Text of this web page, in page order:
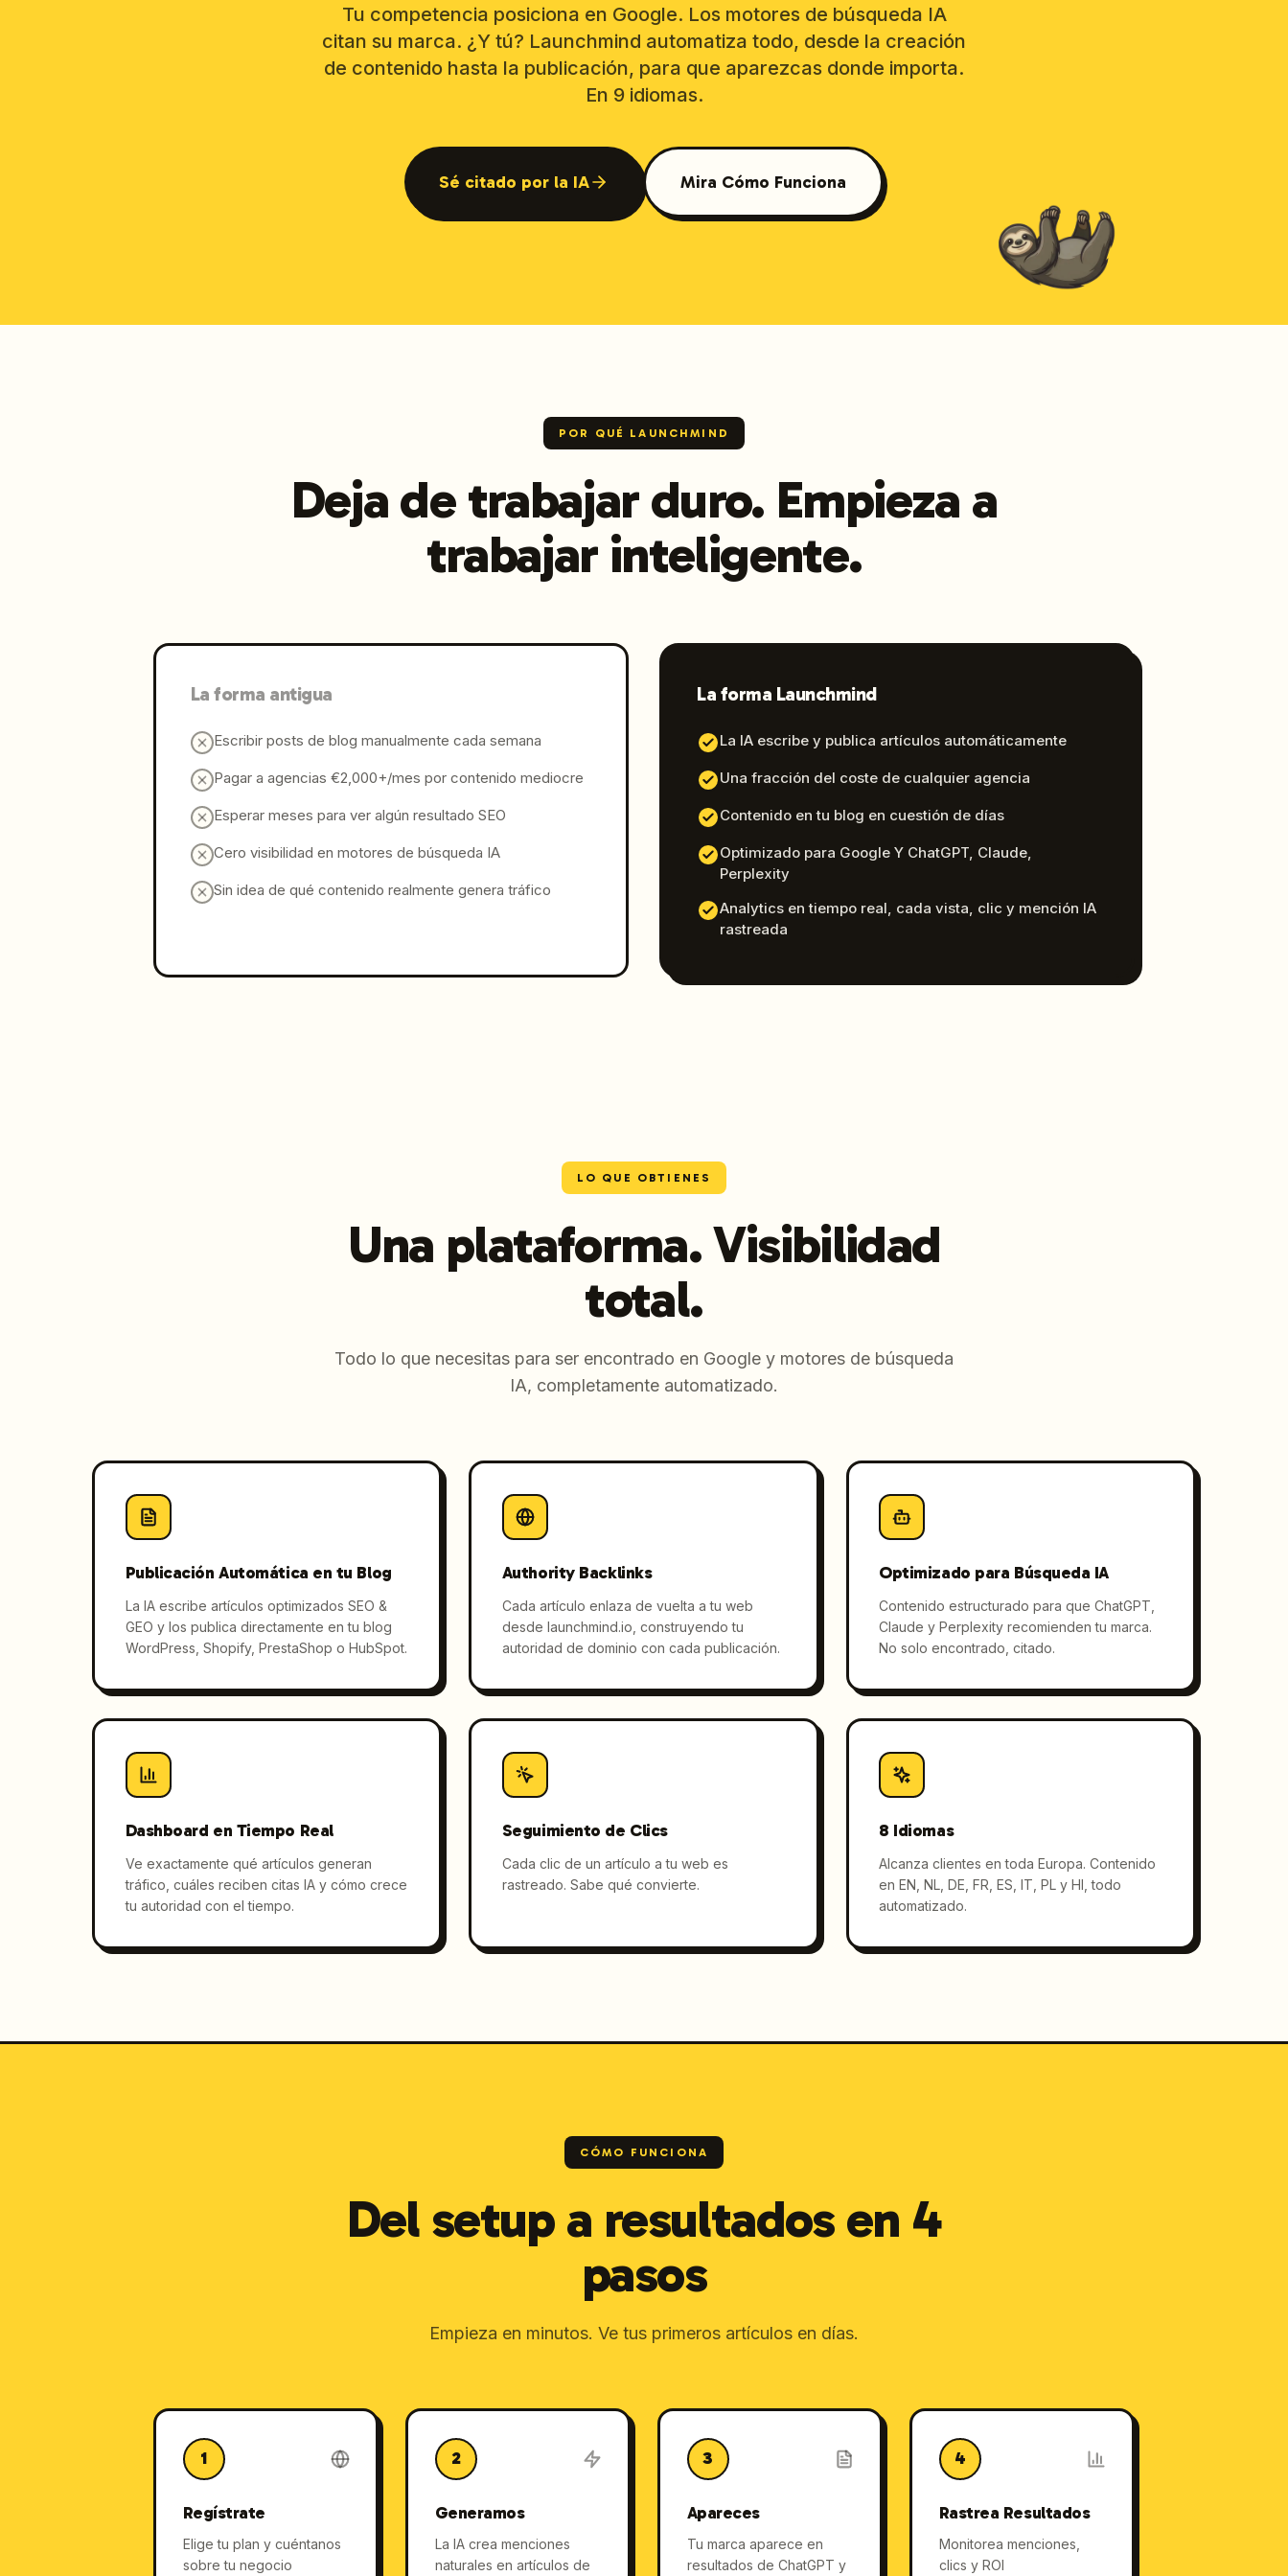
Tu competencia posiciona en Google. Los motores de búsqueda IA
citan su marca. ¿Y tú? Launchmind automatiza todo, desde la creación
de contenido hasta la publicación, para que aparezcas donde importa.
En 9 idiomas.
Sé citado por la IA Mira Cómo Funciona
POR QUÉ LAUNCHMIND
Deja de trabajar duro. Empieza a
trabajar inteligente.
La forma antigua
Escribir posts de blog manualmente cada semana
Pagar a agencias €2,000+/mes por contenido mediocre
Esperar meses para ver algún resultado SEO
Cero visibilidad en motores de búsqueda IA
Sin idea de qué contenido realmente genera tráfico
La forma Launchmind
La IA escribe y publica artículos automáticamente
Una fracción del coste de cualquier agencia
Contenido en tu blog en cuestión de días
Optimizado para Google Y ChatGPT, Claude,
Perplexity
Analytics en tiempo real, cada vista, clic y mención IA
rastreada
LO QUE OBTIENES
Una plataforma. Visibilidad
total.
Todo lo que necesitas para ser encontrado en Google y motores de búsqueda
IA, completamente automatizado.
Publicación Automática en tu Blog
La IA escribe artículos optimizados SEO &
GEO y los publica directamente en tu blog
WordPress, Shopify, PrestaShop o HubSpot.
Authority Backlinks
Cada artículo enlaza de vuelta a tu web
desde launchmind.io, construyendo tu
autoridad de dominio con cada publicación.
Optimizado para Búsqueda IA
Contenido estructurado para que ChatGPT,
Claude y Perplexity recomienden tu marca.
No solo encontrado, citado.
Dashboard en Tiempo Real
Ve exactamente qué artículos generan
tráfico, cuáles reciben citas IA y cómo crece
tu autoridad con el tiempo.
Seguimiento de Clics
Cada clic de un artículo a tu web es
rastreado. Sabe qué convierte.
8 Idiomas
Alcanza clientes en toda Europa. Contenido
en EN, NL, DE, FR, ES, IT, PL y HI, todo
automatizado.
CÓMO FUNCIONA
Del setup a resultados en 4
pasos
Empieza en minutos. Ve tus primeros artículos en días.
1
Regístrate
Elige tu plan y cuéntanos
sobre tu negocio
2
Generamos
La IA crea menciones
naturales en artículos de
3
Apareces
Tu marca aparece en
resultados de ChatGPT y
4
Rastrea Resultados
Monitorea menciones,
clics y ROI